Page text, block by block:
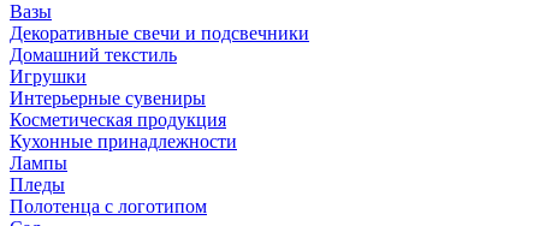
Вазы
Декоративные свечи и подсвечники
Домашний текстиль
Игрушки
Интерьерные сувениры
Косметическая продукция
Кухонные принадлежности
Лампы
Пледы
Полотенца с логотипом